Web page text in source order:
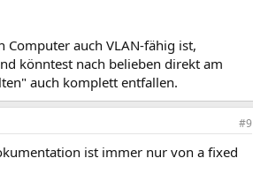
Computer auch VLAN-fähig ist,
könntest nach belieben direkt am
auch komplett entfallen.
#9
ist immer nur von a fixed